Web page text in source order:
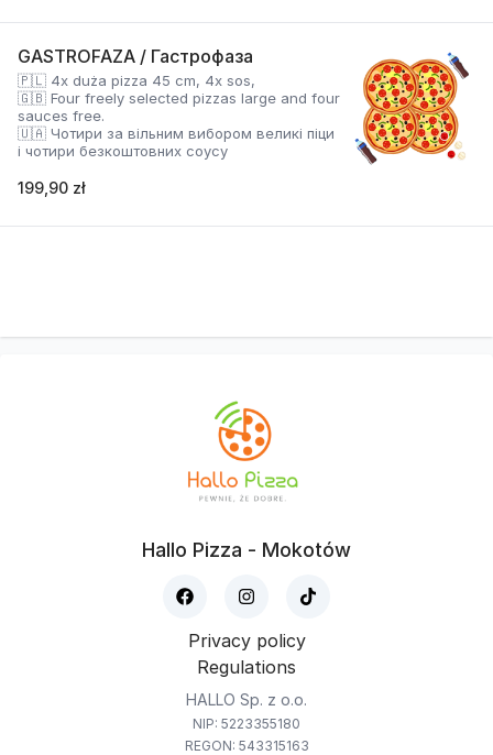
GASTROFAZA / Гастрофаза
🇵🇱 4x duża pizza 45 cm, 4x sos,
🇬🇧 Four freely selected pizzas large and four
sauces free.
🇺🇦 Чотири за вільним вибором великі піци
і чотири безкоштовних соусу
199,90 zł
Hallo Pizza - Mokotów
Privacy policy
Regulations
HALLO Sp. z o.o.
NIP: 5223355180
REGON: 543315163